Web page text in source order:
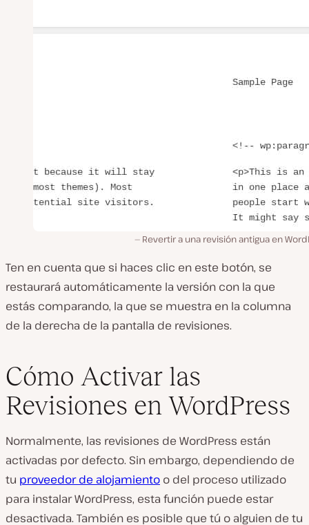
Revertir a una revisión antigua en
Ten en cuenta que si haces clic en este botón, se
restaurará automáticamente la versión con la que
estás comparando, la que se muestra en la columna
de la derecha de la pantalla de revisiones.
Cómo Activar las
Revisiones en WordPress
Normalmente, las revisiones de WordPress están
activadas por defecto. Sin embargo, dependiendo de
tu proveedor de alojamiento o del proceso utilizado
para instalar WordPress, esta función puede estar
desactivada. También es posible que tú o alguien de tu